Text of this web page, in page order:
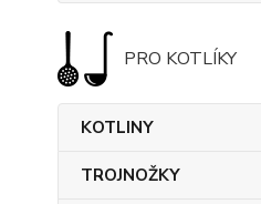
PRO KOTLÍKY
KOTLINY
TROJNOŽKY